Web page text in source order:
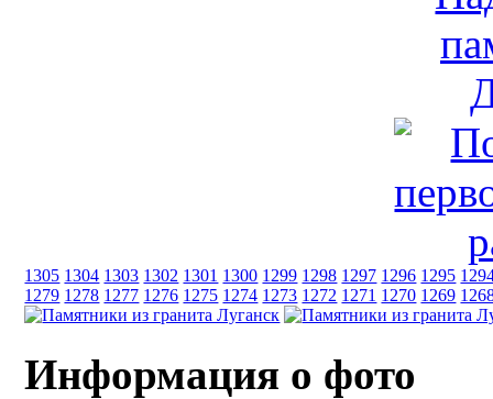
1305 1304 1303 1302 1301 1300 1299 1298 1297 1296 1295
1279 1278 1277 1276 1275 1274 1273 1272 1271 1270 1269
Информация о фото